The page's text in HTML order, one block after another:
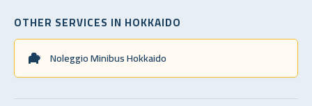
OTHER SERVICES IN HOKKAIDO
Noleggio Minibus Hokkaido